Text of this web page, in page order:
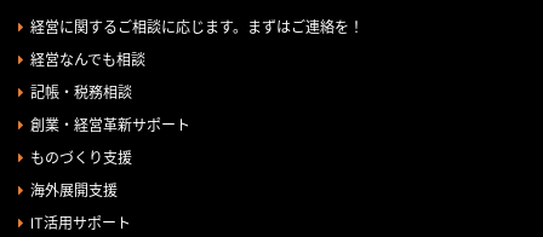
経営に関するご相談に応じます。まずはご連絡を！
経営なんでも相談
記帳・税務相談
創業・経営革新サポート
ものづくり支援
海外展開支援
IT活用サポート